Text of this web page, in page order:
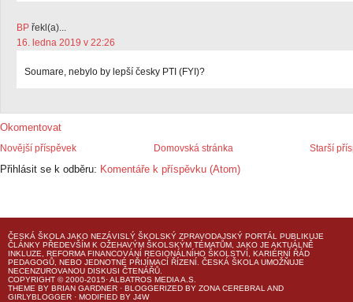
BP řekl(a)...
16. ledna 2019 v 22:26
Soumare, nebylo by lepší česky PTI (FYI)?
Okomentovat
Novější příspěvek Starší
Domovská stránka
Přihlásit se k odběru: Komentáře k příspěvku (Atom)
ČESKÁ ŠKOLA JAKO NEZÁVISLÝ ŠKOLSKÝ ZPRAVODAJSKÝ PORTÁL PUBLIKUJE
ČLÁNKY PŘEDEVŠÍM K OŽEHAVÝM ŠKOLSKÝM TÉMATŮM, JAKO JE AKTUÁLNĚ
INKLUZE, REFORMA FINANCOVÁNÍ REGIONÁLNÍHO ŠKOLSTVÍ, KARIÉRNÍ ŘÁD
PEDAGOGŮ, NEBO JEDNOTNÉ PŘIJÍMACÍ ŘÍZENÍ. ČESKÁ ŠKOLA UMOŽŇUJE
NECENZUROVANOU DISKUSI ČTENÁŘŮ.
COPYRIGHT © 2000-2015· ALBATROS MEDIA A.S.
THEME BY BRIAN GARDNER · BLOGGERIZED BY ZONA CEREBRAL AND
GIRLYBLOGGER · MODIFIED BY J4W